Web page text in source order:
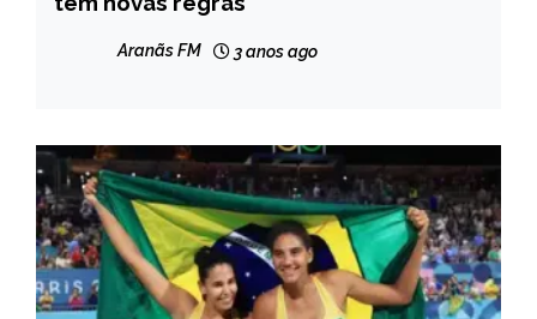
NOTÍCIAS
Aranãs FM 3 anos ago